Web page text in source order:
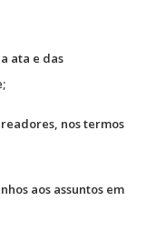
ata e das
nos termos
aos assuntos em